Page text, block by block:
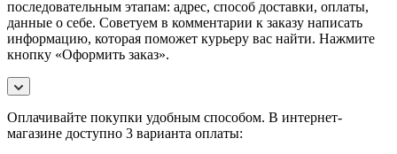
последовательным этапам: адрес, способ доставки, оплаты,
данные о себе. Советуем в комментарии к заказу написать
информацию, которая поможет курьеру вас найти. Нажмите
кнопку «Оформить заказ».
Оплачивайте покупки удобным способом. В интернет-
магазине доступно 3 варианта оплаты: